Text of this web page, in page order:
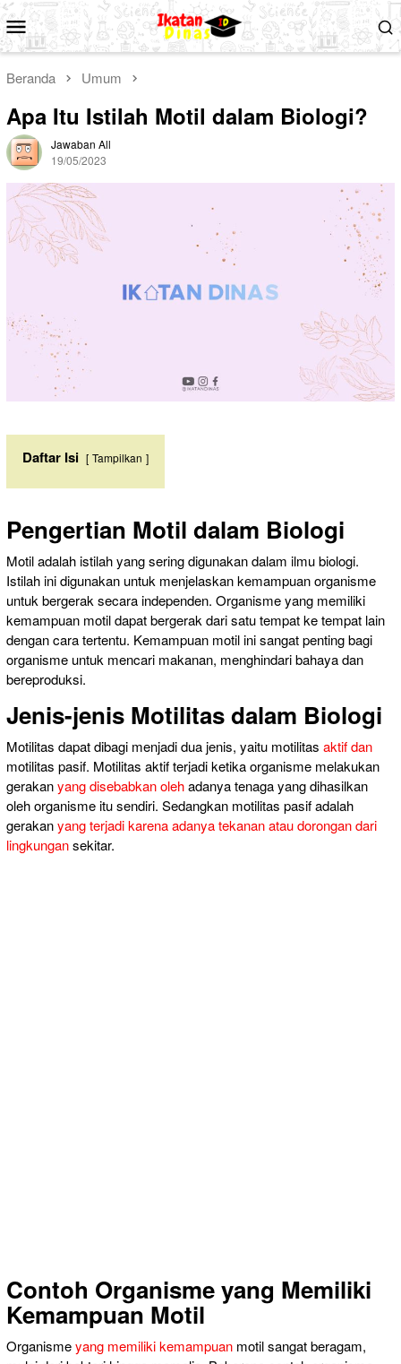
Loncat
ke
konten
Menu
Mobile
Beranda Umum
Apa Itu Istilah Motil dalam Biologi?
Jawaban All
19/05/2023
Daftar Isi Tampilkan
Pengertian Motil dalam Biologi
Motil adalah istilah yang sering digunakan dalam ilmu biologi.
Istilah ini digunakan untuk menjelaskan kemampuan organisme
untuk bergerak secara independen. Organisme yang memiliki
kemampuan motil dapat bergerak dari satu tempat ke tempat lain
dengan cara tertentu. Kemampuan motil ini sangat penting bagi
organisme untuk mencari makanan, menghindari bahaya dan
bereproduksi.
Jenis-jenis Motilitas dalam Biologi
Motilitas dapat dibagi menjadi dua jenis, yaitu motilitas aktif dan
motilitas pasif. Motilitas aktif terjadi ketika organisme melakukan
gerakanyang disebabkan olehadanya tenaga yang dihasilkan
oleh organisme itu sendiri. Sedangkan motilitas pasif adalah
gerakanyang terjadi karena adanya tekanan atau dorongan dari
lingkungansekitar.
Contoh Organisme yang Memiliki
Kemampuan Motil
Organismeyang memiliki kemampuan motil sangat beragam,